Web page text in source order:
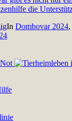
In Dombovar 2024,